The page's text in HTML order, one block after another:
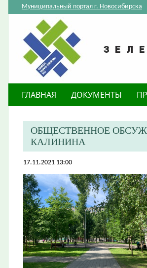
Муниципальный портал г. Новосибирска
ГЛАВНАЯ ДОКУМЕНТЫ
ОБЩЕСТВЕННОЕ
КАЛИНИНА
17.11.2021 13:00